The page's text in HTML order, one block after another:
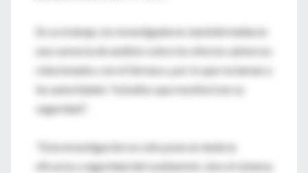
En su trabajo, los investigadores también hallaron
una carencia de análisis sobre los efectos adversos
relacionados con el fármaco, por lo que reclaman a
las autoridades "estudios que monitoricen su
seguridad".
"Esta investigación no sólo pone en duda la
eficacia y seguridad del oseltamivir, sino el sistema